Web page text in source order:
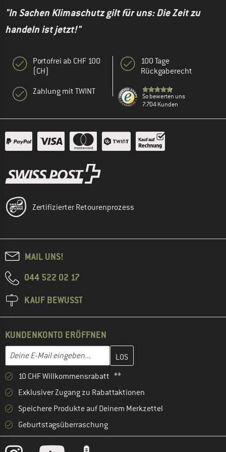
"In Sachen Klimaschutz gilt für uns: Die Zeit zu
handeln ist jetzt!"
Portofrei ab CHF 100
(CH)
Zahlung mit TWINT
100 Tage
Rückgaberecht
So bewerten uns
7.704 Kunden
Zertifizierter Retourenprozess
MAIL UNS!
044 522 02 17
KAUF BEWUSST
KUNDENKONTO ERÖFFNEN
E-Mail-Adresse
Gib hier deine E-Mail-Adresse ein und erstelle im nächsten
10 CHF Willkommensrabatt **
Exklusiver Zugang zu Rabattaktionen
Speichere Produkte auf Deinem Merkzettel
Geburtstagsüberraschung